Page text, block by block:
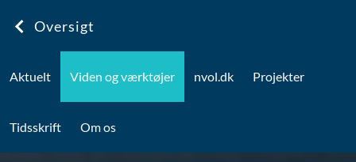
Oversigt
Aktuelt Viden og værktøjer nvol.dk Projekter
Tidsskrift Om os